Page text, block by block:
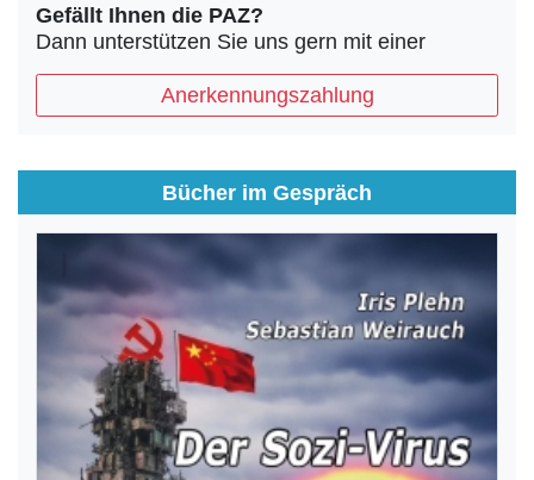
Gefällt Ihnen die PAZ?
Dann unterstützen Sie uns gern mit einer
Anerkennungszahlung
Bücher im Gespräch